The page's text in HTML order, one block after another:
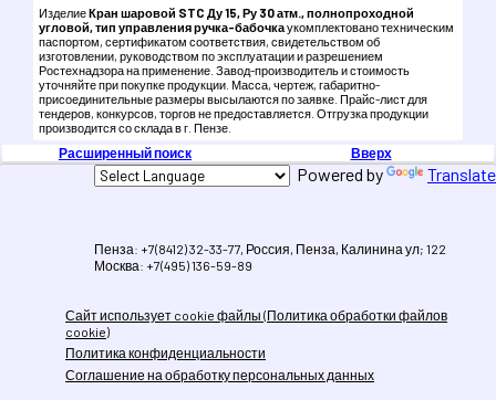
ИзделиеКран шаровой STC Ду 15, Ру 30 атм., полнопроходной
угловой, тип управления ручка-бабочкаукомплектовано техническим
паспортом, сертификатом соответствия, свидетельством об
изготовлении, руководством по эксплуатации и разрешением
Ростехнадзора на применение. Завод-производитель и стоимость
уточняйте при покупке продукции. Масса, чертеж, габаритно-
присоединительные размеры высылаются по заявке. Прайс-лист для
тендеров, конкурсов, торгов не предоставляется. Отгрузка продукции
производится со склада в г. Пензе.
Расширенный поиск Вверх
Powered by Translate
Пенза: +7(8412) 32-33-77, Россия, Пенза, Калинина ул; 122
Москва: +7(495) 136-59-89
Сайт использует cookie файлы (Политика обработки файлов
cookie)
Политика конфиденциальности
Соглашение на обработку персональных данных